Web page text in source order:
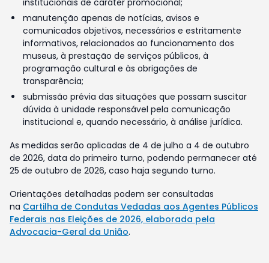
institucionais de caráter promocional;
manutenção apenas de notícias, avisos e
comunicados objetivos, necessários e estritamente
informativos, relacionados ao funcionamento dos
museus, à prestação de serviços públicos, à
programação cultural e às obrigações de
transparência;
submissão prévia das situações que possam suscitar
dúvida à unidade responsável pela comunicação
institucional e, quando necessário, à análise jurídica.
As medidas serão aplicadas de 4 de julho a 4 de outubro
de 2026, data do primeiro turno, podendo permanecer até
25 de outubro de 2026, caso haja segundo turno.
Orientações detalhadas podem ser consultadas
na Cartilha de Condutas Vedadas aos Agentes Públicos
Federais nas Eleições de 2026, elaborada pela
Advocacia-Geral da União.